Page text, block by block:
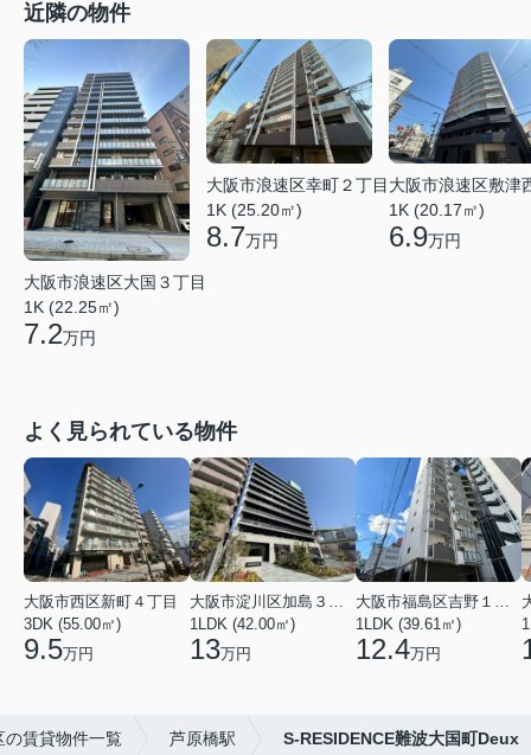
近隣の物件
大阪市浪速区大国３丁目
1K (22.25㎡)
7.2万円
大阪市浪速区幸町２丁目
1K (25.20㎡)
8.7万円
大阪市浪速区敷津
1K (20.17㎡)
6.9万円
よく見られている物件
大阪市西区新町４丁目
3DK (55.00㎡)
9.5万円
1LDK (42.00㎡)
13万円
1LDK (39.61㎡)
12.4万円
の賃貸物件一覧 芦原橋駅 S-RESIDENCE難波大国町Deux